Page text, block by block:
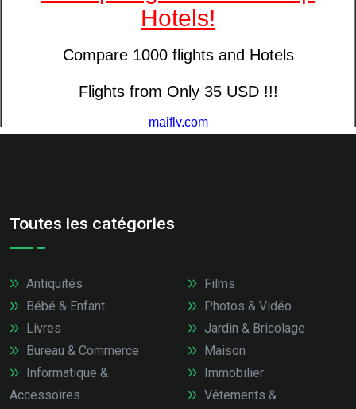
Toutes les catégories
Antiquités
Bébé & Enfant
Livres
Bureau & Commerce
Informatique &
Accessoires
Films
Photos & Vidéo
Jardin & Bricolage
Maison
Immobilier
Vêtements &